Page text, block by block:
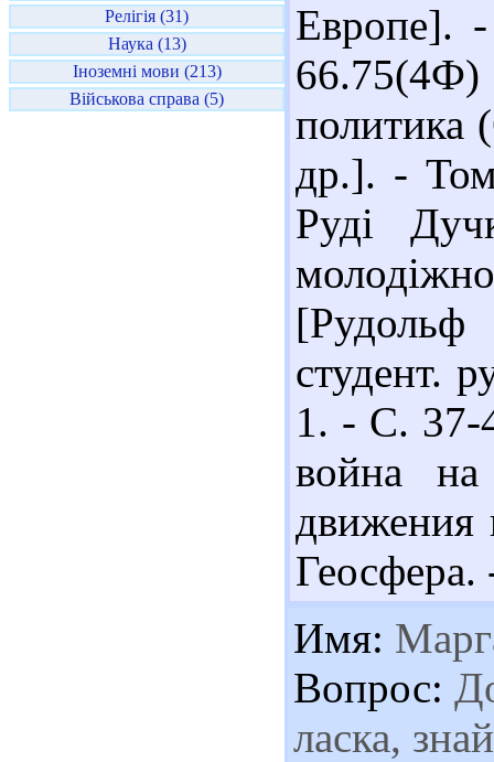
Релігія (31)
Наука (13)
Іноземні мови (213)
Військова справа (5)
Европе].
66.75(4Ф)
политика
др.]. -
Руді
студент.
1. - С. 37-
война
Имя:
Вопрос:
ласка,